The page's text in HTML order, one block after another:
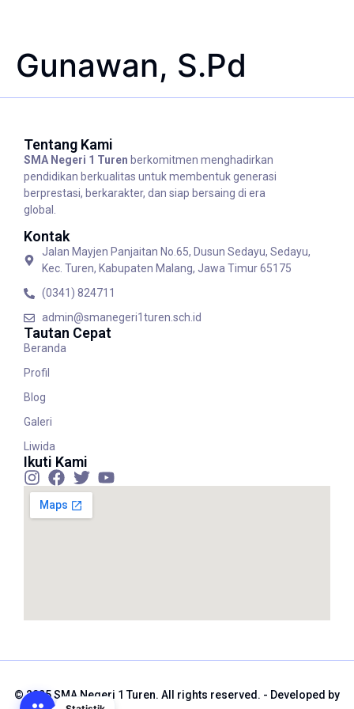
Gunawan, S.Pd
Tentang Kami
SMA Negeri 1 Turen berkomitmen menghadirkan
pendidikan berkualitas untuk membentuk generasi
berprestasi, berkarakter, dan siap bersaing di era
global.
Kontak
Jalan Mayjen Panjaitan No.65, Dusun Sedayu, Sedayu,
Kec. Turen, Kabupaten Malang, Jawa Timur 65175
(0341) 824711
admin@smanegeri1turen.sch.id
Tautan Cepat
Beranda
Profil
Blog
Galeri
Liwida
Ikuti Kami
© 2025 SMA Negeri 1 Turen. All rights reserved. - Developed by